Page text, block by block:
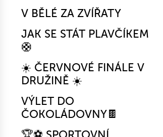
V BĚLÉ ZA ZVÍŘATY
JAK SE STÁT PLAVČÍKEM
🛟
☀️ ČERVNOVÉ FINÁLE V
DRUŽINĚ ☀️
VÝLET DO
ČOKOLÁDOVNY🍫